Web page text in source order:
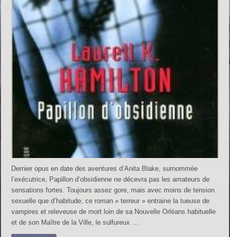
Dernier opus en date des aventures d’Anita Blake, surnommée
l’exécutrice, Papillon d’obsidienne ne décevra pas les amateurs de
sensations fortes. Toujours assez gore, mais avec moins de tension
sexuelle que d’habitude, ce roman « terreur » entraine la tueuse de
vampires et releveuse de mort loin de sa Nouvelle Orléans habituelle
et de son Maître de la Ville, le sulfureux …